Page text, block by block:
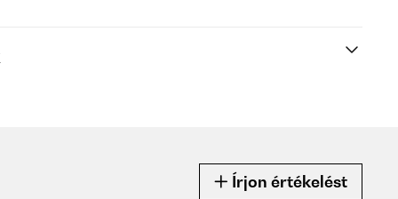
Írjon értékelést